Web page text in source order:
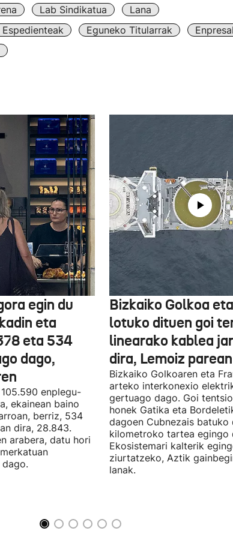
Lab Sindikatua
Lana
Eguneko Titularrak
egin du
eta
eta 534
dago,
enplegu-
ekainean baino
berriz, 534
dira, 28.843.
arabera, datu hori
Bizkaiko Golkoa
lotuko dituen goi
linearako kablea
dira, Lemoiz parean
Bizkaiko Golkoaren eta
arteko interkonexio
gertuago dago. Goi
honek Gatika eta
dagoen Cubnezais batuko
kilometroko tartea egingo
Ekosistemari kalterik
ziurtatzeko, Aztik
lanak.